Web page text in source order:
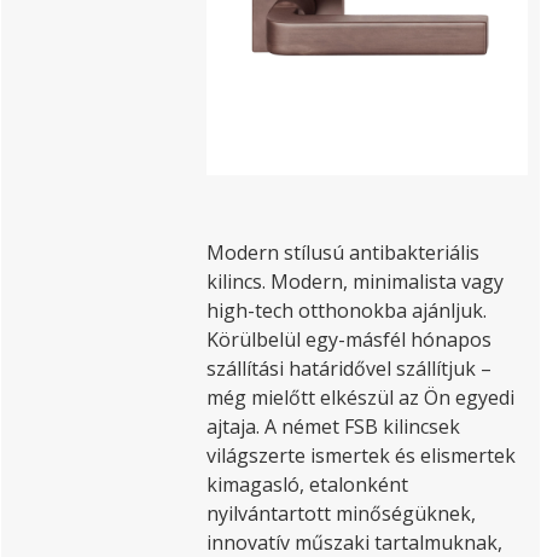
Modern stílusú antibakteriális
kilincs. Modern, minimalista vagy
high-tech otthonokba ajánljuk.
Körülbelül egy-másfél hónapos
szállítási határidővel szállítjuk –
még mielőtt elkészül az Ön egyedi
ajtaja. A német FSB kilincsek
világszerte ismertek és elismertek
kimagasló, etalonként
nyilvántartott minőségüknek,
innovatív műszaki tartalmuknak,